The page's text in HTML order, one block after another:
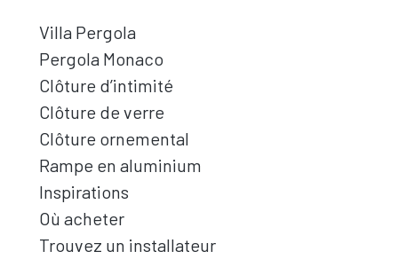
Villa Pergola
Pergola Monaco
Clôture d’intimité
Clôture de verre
Clôture ornemental
Rampe en aluminium
Inspirations
Où acheter
Trouvez un installateur